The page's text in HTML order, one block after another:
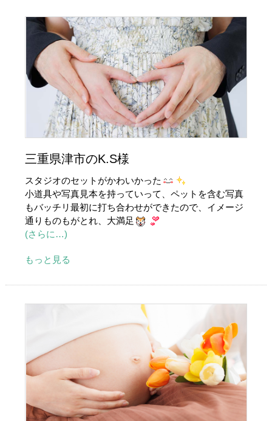
三重県津市のK.S様
スタジオのセットがかわいかった
小道具や写真見本を持っていって、ペットを含む写真
もバッチリ最初に打ち合わせができたので、イメージ
通りものもがとれ、大満足
(さらに…)
もっと見る